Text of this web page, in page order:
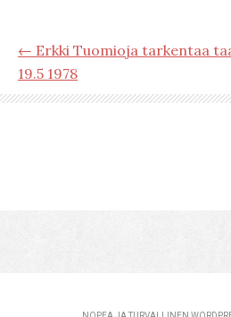
← Erkki Tuomioja tarkentaa
19.5 1978